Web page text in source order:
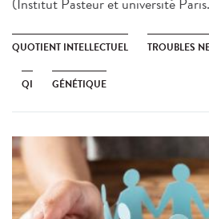
(Institut Pasteur et université
QUOTIENT INTELLECTUEL TROUBLES
QI GÉNÉTIQUE